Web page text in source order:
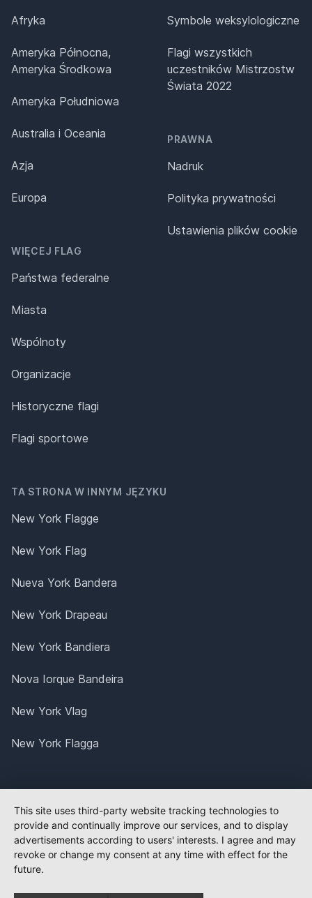
Afryka
Ameryka Północna,
Ameryka Środkowa
Ameryka Południowa
Australia i Oceania
Azja
Europa
WIĘCEJ FLAG
Państwa federalne
Miasta
Wspólnoty
Organizacje
Historyczne flagi
Flagi sportowe
Symbole weksylologiczne
Flagi wszystkich
uczestników Mistrzostw
Świata 2022
PRAWNA
Nadruk
Polityka prywatności
Ustawienia plików cookie
TA STRONA W INNYM JĘZYKU
New York Flagge
New York Flag
Nueva York Bandera
New York Drapeau
New York Bandiera
Nova Iorque Bandeira
New York Vlag
New York Flagga
This site uses third-party website tracking technologies to
provide and continually improve our services, and to display
advertisements according to users' interests. I agree and may
revoke or change my consent at any time with effect for the
future.